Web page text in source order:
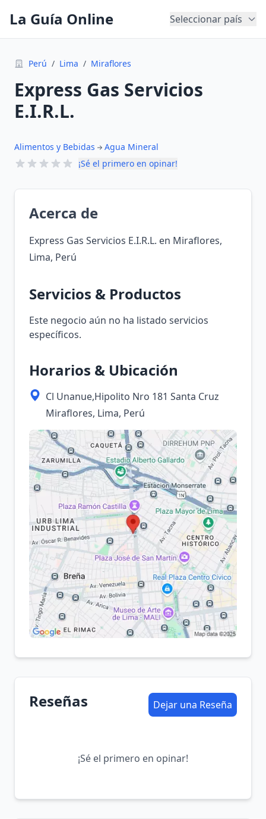
La Guía Online Seleccionar país
Perú / Lima / Miraflores
Express Gas Servicios
E.I.R.L.
Alimentos y Bebidas
Agua Mineral
¡Sé el primero en opinar!
Acerca de
Express Gas Servicios E.I.R.L. en Miraflores,
Lima, Perú
Servicios & Productos
Este negocio aún no ha listado servicios
específicos.
Horarios & Ubicación
Cl Unanue,Hipolito Nro 181 Santa Cruz
Miraflores, Lima, Perú
Reseñas Dejar una Reseña
¡Sé el primero en opinar!